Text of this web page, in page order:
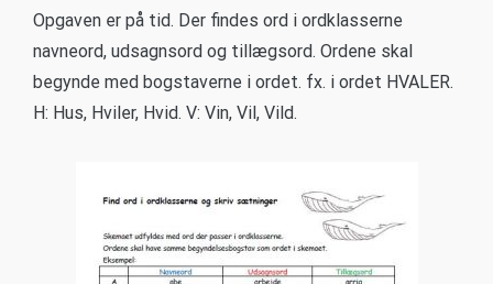
Opgaven er på tid. Der findes ord i ordklasserne
navneord, udsagnsord og tillægsord. Ordene skal
begynde med bogstaverne i ordet. fx. i ordet HVALER.
H: Hus, Hviler, Hvid. V: Vin, Vil, Vild.